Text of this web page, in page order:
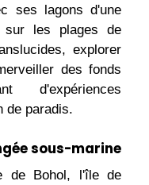
ses lagons d'une
sur les plages de
explorer
des fonds
d'expériences
de paradis.
sous-marine
de Bohol, l'île de